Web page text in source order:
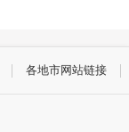
各地市网站链接